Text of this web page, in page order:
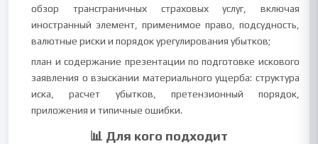
обзор трансграничных страховых услуг, включая
иностранный элемент, применимое право, подсудность,
валютные риски и порядок урегулирования убытков;
план и содержание презентации по подготовке искового
заявления о взыскании материального ущерба: структура
иска, расчет убытков, претензионный порядок,
приложения и типичные ошибки.
📊 Для кого подходит